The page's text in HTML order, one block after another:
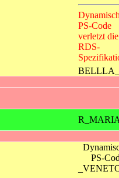
PS-Code
verletzt die
RDS-
PS-